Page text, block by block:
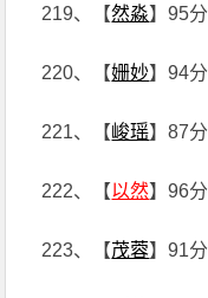
219、【然淼】95分
220、【姗妙】94分
221、【峻瑶】87分
222、【以然】96分
223、【茂蓉】91分